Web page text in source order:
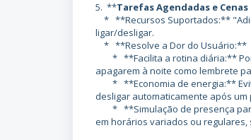
5. **Tarefas Agendadas e
* **Recursos Suportados:**
ligar/desligar.
* **Resolve a Dor do Usuário:**
* **Facilita a rotina diária:** Por
apagarem à noite como lembrete
* **Economia de energia:**
desligar automaticamente após
* **Simulação de presença para
em horários variados ou